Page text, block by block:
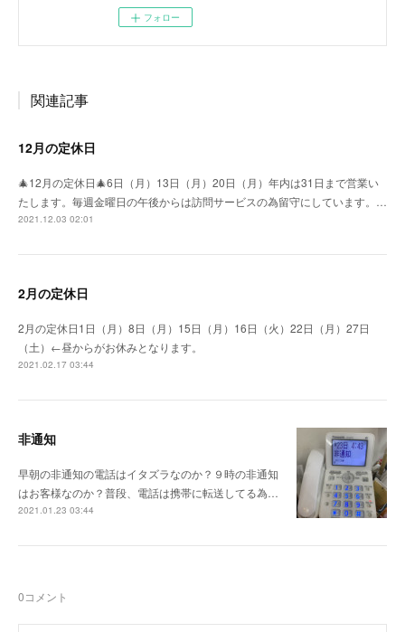
フォロー
関連記事
12月の定休日
🎄12月の定休日🎄6日（月）13日（月）20日（月）年内は31日まで営業い
たします。毎週金曜日の午後からは訪問サービスの為留守にしています。…
2021.12.03 02:01
2月の定休日
2月の定休日1日（月）8日（月）15日（月）16日（火）22日（月）27日
（土）←昼からがお休みとなります。
2021.02.17 03:44
非通知
早朝の非通知の電話はイタズラなのか？９時の非通知
はお客様なのか？普段、電話は携帯に転送してる為…
2021.01.23 03:44
0コメント